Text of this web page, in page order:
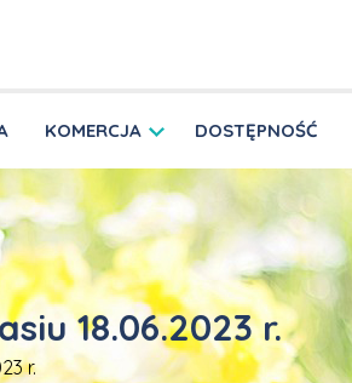
KOMERCJA DOSTĘPNOŚĆ
18.06.2023 r.
r.